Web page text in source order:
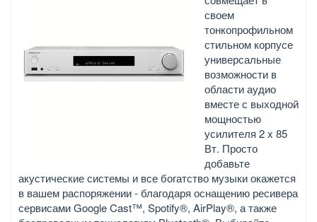
своем
тонкопрофильном
стильном корпусе
универсальные
возможности в
области аудио
вместе с выходной
мощностью
усилителя 2 x 85
Вт. Просто
добавьте
акустические системы и все богатство музыки окажется
в вашем распоряжении - благодаря оснащению ресивера
сервисами Google Cast™, Spotify®, AirPlay®, а также